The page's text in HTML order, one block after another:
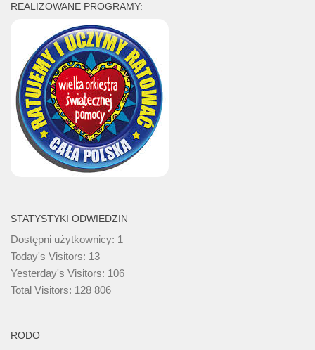
REALIZOWANE PROGRAMY:
STATYSTYKI ODWIEDZIN
Dostępni użytkownicy: 1
Today's Visitors: 13
Yesterday's Visitors: 106
Total Visitors: 128 806
RODO